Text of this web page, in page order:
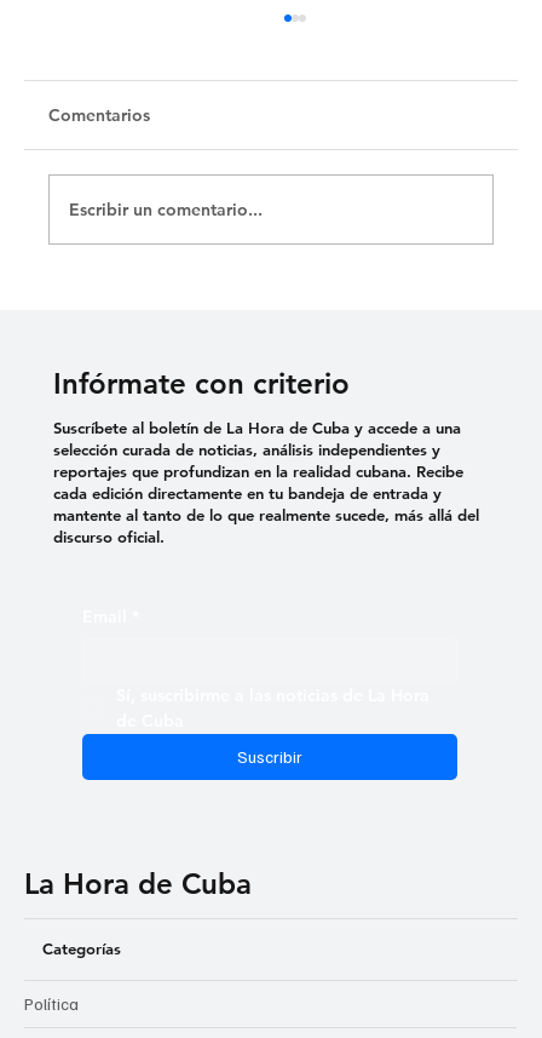
Untitled
Comentarios
Escribir un comentario...
Infórmate con criterio
Suscribir
Suscríbete al boletín de La Hora de Cuba y accede a una
selección curada de noticias, análisis independientes y
reportajes que profundizan en la realidad cubana. Recibe
cada edición directamente en tu bandeja de entrada y
mantente al tanto de lo que realmente sucede, más allá del
discurso oficial.
La Hora de Cuba
Categorías
Política